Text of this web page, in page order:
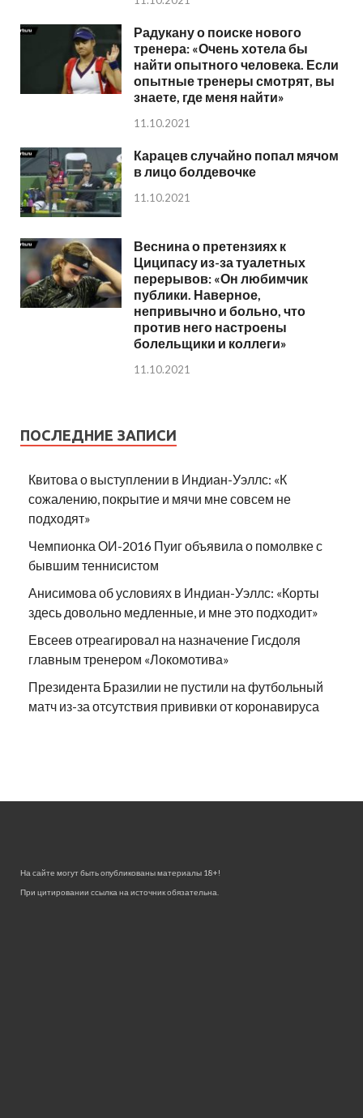
Радукану о поиске нового
тренера: «Очень хотела бы
найти опытного человека. Если
опытные тренеры смотрят, вы
знаете, где меня найти»
11.10.2021
Карацев случайно попал мячом
в лицо болдевочке
11.10.2021
Веснина о претензиях к
Циципасу из-за туалетных
перерывов: «Он любимчик
публики. Наверное,
непривычно и больно, что
против него настроены
болельщики и коллеги»
11.10.2021
ПОСЛЕДНИЕ ЗАПИСИ
Квитова о выступлении в Индиан-Уэллс: «К
сожалению, покрытие и мячи мне совсем не
подходят»
Чемпионка ОИ-2016 Пуиг объявила о помолвке с
бывшим теннисистом
Анисимова об условиях в Индиан-Уэллс: «Корты
здесь довольно медленные, и мне это подходит»
Евсеев отреагировал на назначение Гисдоля
главным тренером «Локомотива»
Президента Бразилии не пустили на футбольный
матч из-за отсутствия прививки от коронавируса
На сайте могут быть опубликованы материалы 18+!
При цитировании ссылка на источник обязательна.